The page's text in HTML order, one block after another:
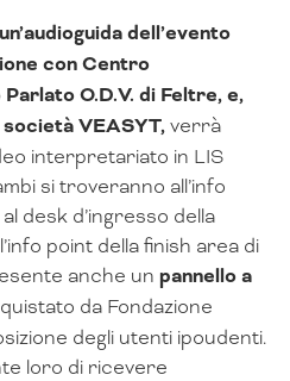
dell’evento
con Centro
O.D.V. di Feltre, e,
VEASYT,verrà
interpretariato in LIS
si troveranno all’info
desk d’ingresso della
point della finish area di
anche un pannello a
da Fondazione
degli utenti ipoudenti.
loro di ricevere